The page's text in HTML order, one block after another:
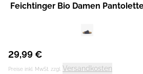
Hersteller:
Feichtinger Bio Damen
29,99 €
Preise inkl. MwSt. zzgl. Versandkosten